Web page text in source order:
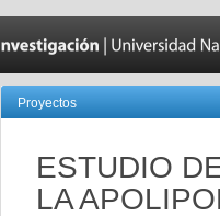
Proyectos
ESTUDIO
LA